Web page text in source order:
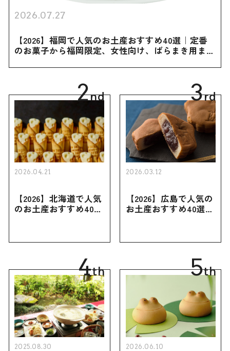
2026.07.27
【2026】福岡で人気のお土産おすすめ40選｜定番
のお菓子から福岡限定、女性向け、ばらまき用まで
2nd
2026.04.21
【2026】北海道で人気
のお土産おすすめ40選
買えない限定品、女性
3rd
2026.03.12
【2026】広島で人気の
お土産おすすめ40選｜
き用、女性向けまで幅
4th
2025.08.30
5th
2026.06.10